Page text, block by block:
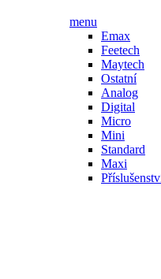
menu
Emax
Feetech
Maytech
Ostatní
Analog
Digital
Micro
Mini
Standard
Maxi